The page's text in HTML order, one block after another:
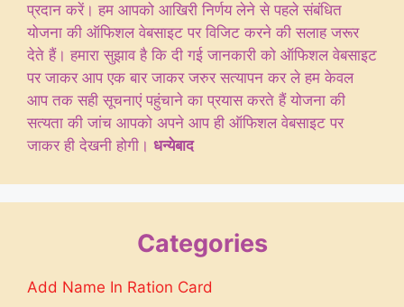
प्रदान करें। हम आपको आखिरी निर्णय लेने से पहले संबंधित
योजना की ऑफिशल वेबसाइट पर विजिट करने की सलाह जरूर
देते हैं। हमारा सुझाव है कि दी गई जानकारी को ऑफिशल वेबसाइट
पर जाकर आप एक बार जाकर जरुर सत्यापन कर ले हम केवल
आप तक सही सूचनाएं पहुंचाने का प्रयास करते हैं योजना की
सत्यता की जांच आपको अपने आप ही ऑफिशल वेबसाइट पर
जाकर ही देखनी होगी। धन्येबाद
Categories
Add Name In Ration Card